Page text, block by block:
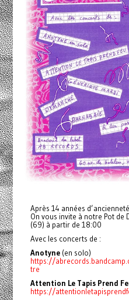
Après 14 années
On vous invite à notre Pot
(69) à partir de 18:00
Avec les concerts de :
Anotyne(en solo)
https://
tre
Attention Le Tapis Prend
https://